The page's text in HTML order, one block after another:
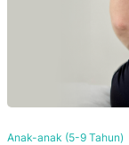
Anak-anak (5-9 Tahun)